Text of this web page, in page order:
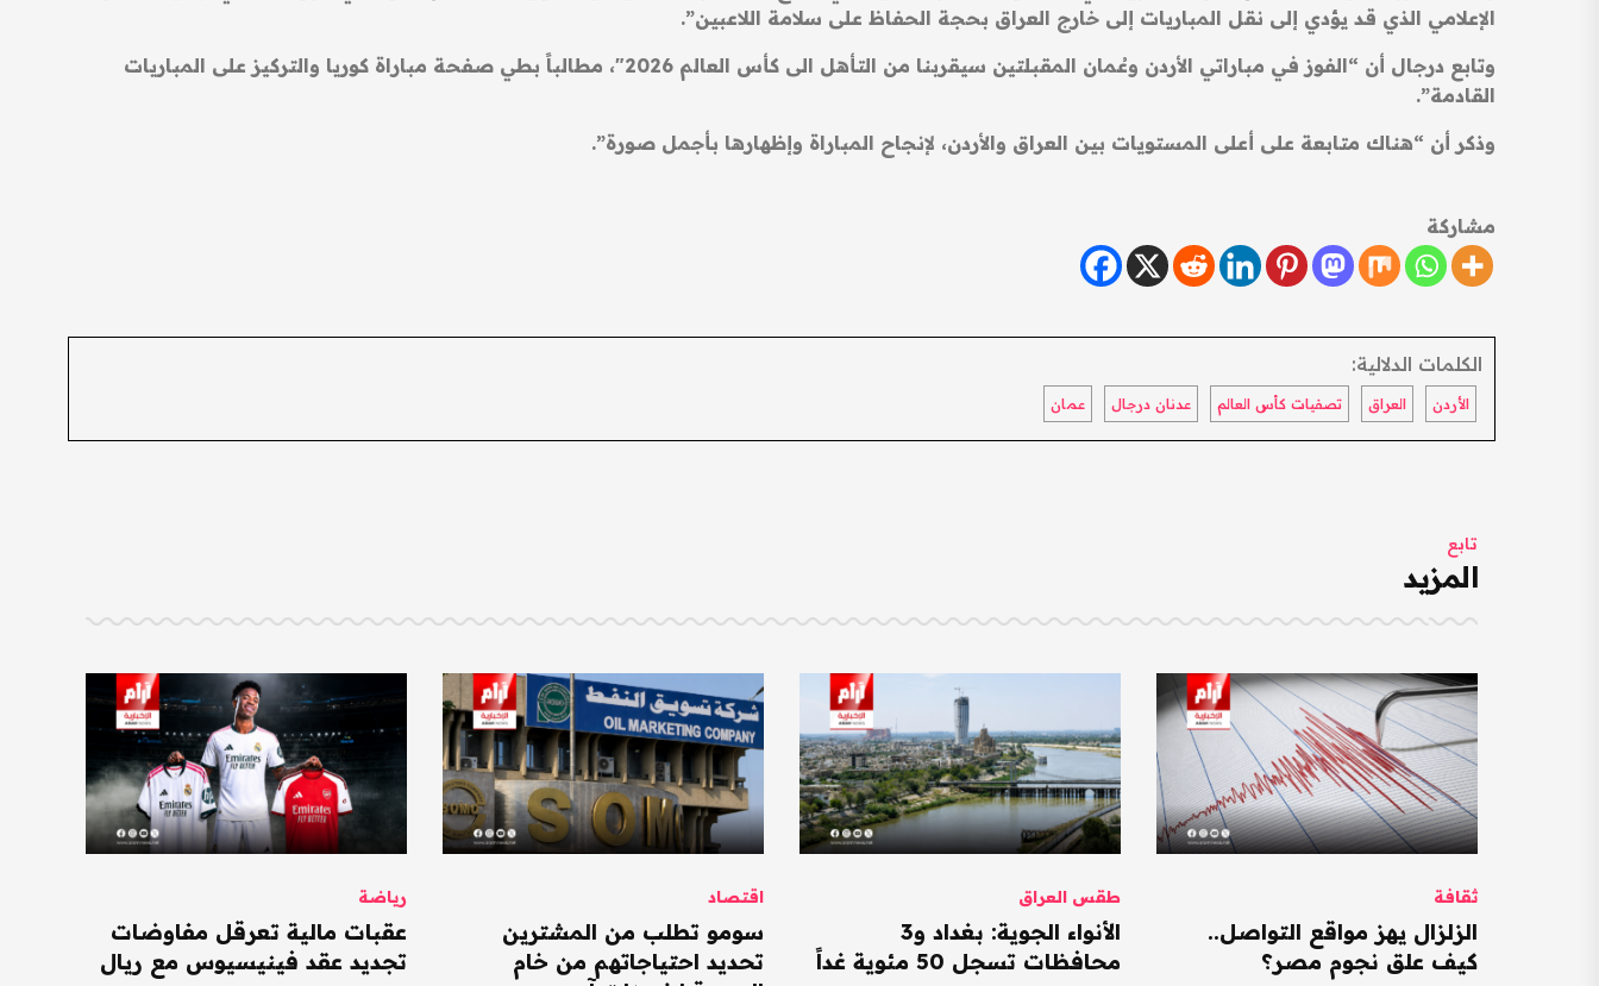
الإعلامي الذي قد يؤدي إلى نقل المباريات إلى خارج العراق بحجة الحفاظ على سلامة اللاعبين”.
وتابع درجال أن “الفوز في مباراتي الأردن وعُمان المقبلتين سيقربنا من التأهل الى كأس العالم 2026″، مطالباً بطي صفحة مباراة كوريا والتركيز على المباريات
القادمة”.
وذكر أن “هناك متابعة على أعلى المستويات بين العراق والأردن، لإنجاح المباراة وإظهارها بأجمل صورة”.
مشاركة
الكلمات الدلالية:
الأردن العراق تصفيات كأس العالم عدنان درجال عمان
تابع
المزيد
ثقافة
الزلزال يهز مواقع التواصل..
كيف علق نجوم مصر؟
طقس العراق
الأنواء الجوية: بغداد و3
محافظات تسجل 50 مئوية غداً
اقتصاد
سومو تطلب من المشترين
تحديد احتياجاتهم من خام
رياضة
عقبات مالية تعرقل مفاوضات
تجديد عقد فينيسيوس مع ريال